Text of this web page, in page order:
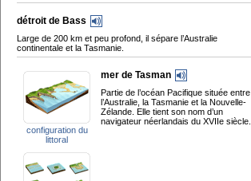
détroit de Bass
Large de 200 km et peu profond, il sépare l’Australie
continentale et la Tasmanie.
configuration du
littoral
mer de Tasman
Partie de l’océan Pacifique située entre
l’Australie, la Tasmanie et la Nouvelle-
Zélande. Elle tient son nom d’un
navigateur néerlandais du XVIIe siècle.